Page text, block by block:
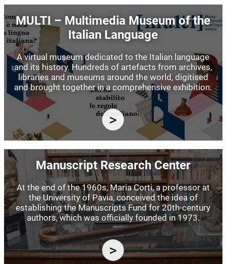
MULTI – Multimedia Museum of the
Italian Language
A virtual museum dedicated to the Italian language
and its history. Hundreds of artefacts from archives,
libraries and museums around the world, digitised
and brought together in a comprehensive exhibition.
Image
Manuscript Research Center
At the end of the 1960s, Maria Corti, a professor at
the University of Pavia, conceived the idea of
establishing the Manuscripts Fund for 20th-century
authors, which was officially founded in 1973.